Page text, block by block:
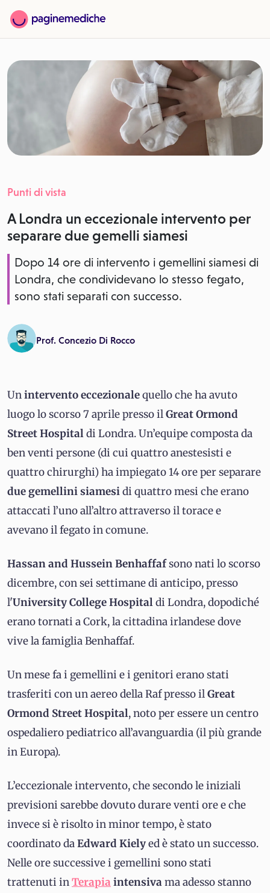
Punti di vista
A Londra un eccezionale intervento per
separare due gemelli siamesi
Dopo 14 ore di intervento i gemellini siamesi di
Londra, che condividevano lo stesso fegato,
sono stati separati con successo.
Prof. Concezio Di Rocco
Unintervento eccezionalequello che ha avuto
luogo lo scorso 7 aprile presso ilGreat Ormond
Street Hospitaldi Londra. Un’equipe composta da
ben venti persone (di cui quattro anestesisti e
quattro chirurghi) ha impiegato 14 ore per separare
due gemellini siamesidi quattro mesi che erano
attaccati l’uno all’altro attraverso il torace e
avevano il fegato in comune.
Hassan and Hussein Benhaffafsono nati lo scorso
dicembre, con sei settimane di anticipo, presso
l'University College Hospitaldi Londra, dopodiché
erano tornati a Cork, la cittadina irlandese dove
vive la famiglia Benhaffaf.
Un mese fa i gemellini e i genitori erano stati
trasferiti con un aereo della Raf presso ilGreat
Ormond Street Hospital, noto per essere un centro
ospedaliero pediatrico all’avanguardia (il più grande
in Europa).
L’eccezionale intervento, che secondo le iniziali
previsioni sarebbe dovuto durare venti ore e che
invece si è risolto in minor tempo, è stato
coordinato daEdward Kielyed è stato un successo.
Nelle ore successive i gemellini sono stati
trattenuti inTerapia intensivama adesso stanno